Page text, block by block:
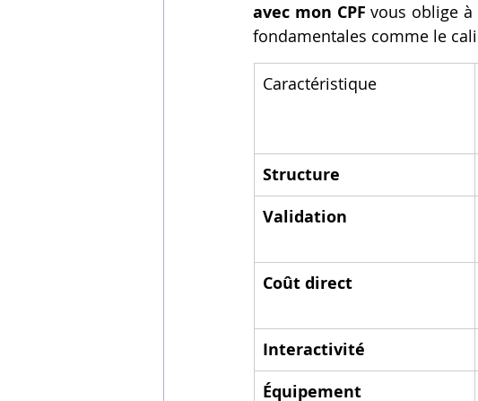
avec mon CPF vous oblige
fondamentales comme le
Caractéristique
Structure
Validation
Coût direct
Interactivité
Équipement